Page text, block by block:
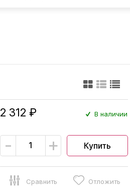
2 312 ₽ В наличии
- + Купить
Сравнить Отложить